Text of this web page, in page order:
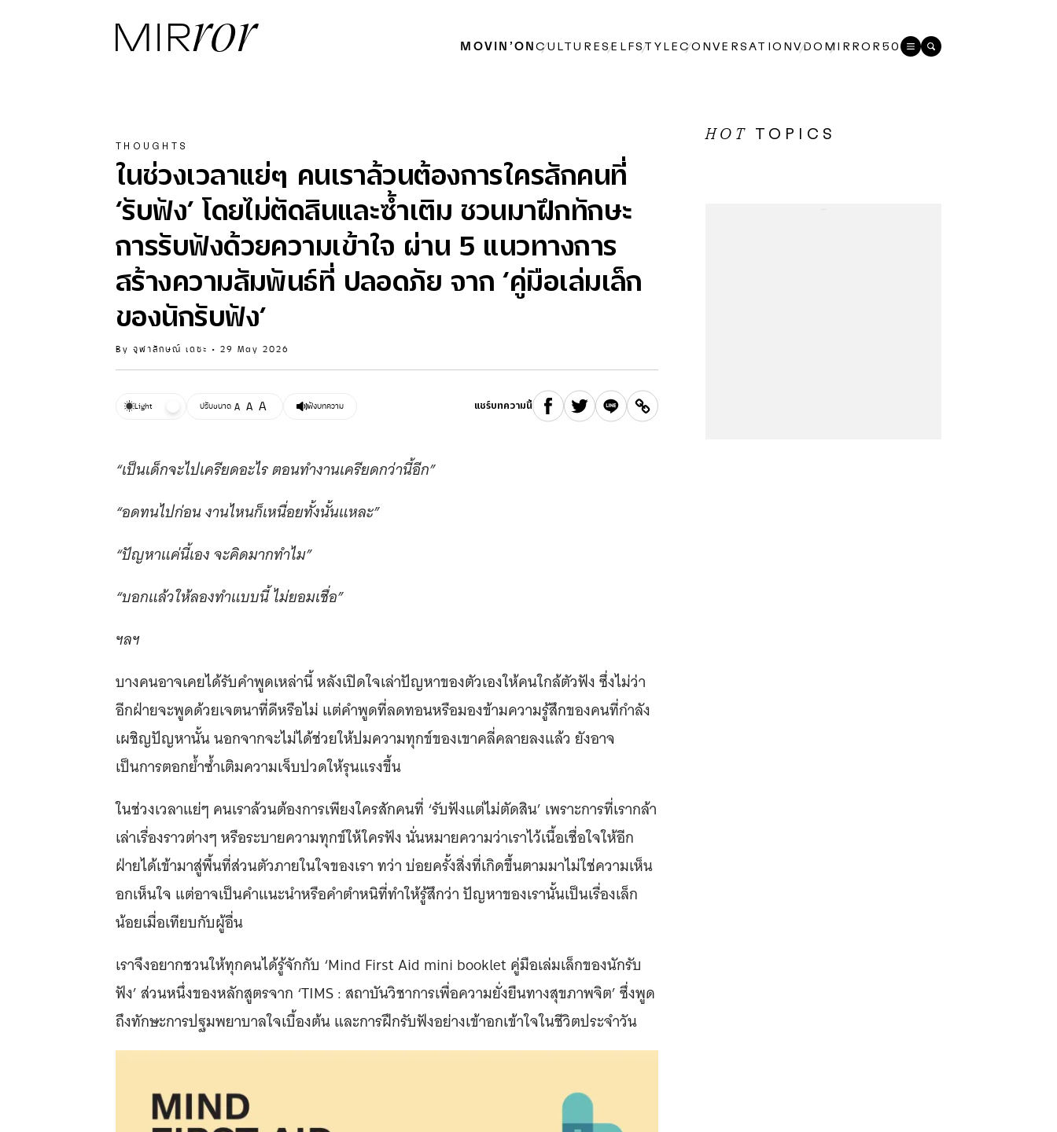
MOVIN’ONCULTURE SELFSTYLE VDO
CONVERSATION MIRROR50
THOUGHTS
ในช่วงเวลาแย่ๆ คนเราล้วนต้องการใครสักคนที่
‘รับฟัง’ โดยไม่ตัดสินและซ้ำเติม ชวนมาฝึกทักษะ
การรับฟังด้วยความเข้าใจ ผ่าน 5 แนวทางการ
สร้างความสัมพันธ์ที่ ปลอดภัย จาก ‘คู่มือเล่มเล็ก
ของนักรับฟัง’
By จุฬาลักษณ์ เดชะ • 29 May 2026
Light ปรับขนาด A A A ฟังบทความ แชร์บทความนี้
“เป็นเด็กจะไปเครียดอะไร ตอนทำงานเครียดกว่านี้อีก”
“อดทนไปก่อน งานไหนก็เหนื่อยทั้งนั้นแหละ”
“ปัญหาแค่นี้เอง จะคิดมากทำไม”
“บอกแล้วให้ลองทำแบบนี้ ไม่ยอมเชื่อ”
ฯลฯ
บางคนอาจเคยได้รับคำพูดเหล่านี้ หลังเปิดใจเล่าปัญหาของตัวเองให้คนใกล้ตัวฟัง ซึ่งไม่ว่า
อีกฝ่ายจะพูดด้วยเจตนาที่ดีหรือไม่ แต่คำพูดที่ลดทอนหรือมองข้ามความรู้สึกของคนที่กำลัง
เผชิญปัญหานั้น นอกจากจะไม่ได้ช่วยให้ปมความทุกข์ของเขาคลี่คลายลงแล้ว ยังอาจ
เป็นการตอกย้ำซ้ำเติมความเจ็บปวดให้รุนแรงขึ้น
ในช่วงเวลาแย่ๆ คนเราล้วนต้องการเพียงใครสักคนที่ ‘รับฟังแต่ไม่ตัดสิน’ เพราะการที่เรากล้า
เล่าเรื่องราวต่างๆ หรือระบายความทุกข์ให้ใครฟัง นั่นหมายความว่าเราไว้เนื้อเชื่อใจให้อีก
ฝ่ายได้เข้ามาสู่พื้นที่ส่วนตัวภายในใจของเรา ทว่า บ่อยครั้งสิ่งที่เกิดขึ้นตามมาไม่ใช่ความเห็น
อกเห็นใจ แต่อาจเป็นคำแนะนำหรือคำตำหนิที่ทำให้รู้สึกว่า ปัญหาของเรานั้นเป็นเรื่องเล็ก
น้อยเมื่อเทียบกับผู้อื่น
เราจึงอยากชวนให้ทุกคนได้รู้จักกับ ‘Mind First Aid mini booklet คู่มือเล่มเล็กของนักรับ
ฟัง’ ส่วนหนึ่งของหลักสูตรจาก ‘TIMS : สถาบันวิชาการเพื่อความยั่งยืนทางสุขภาพจิต’ ซึ่งพูด
ถึงทักษะการปฐมพยาบาลใจเบื้องต้น และการฝึกรับฟังอย่างเข้าอกเข้าใจในชีวิตประจำวัน
HOT TOPICS